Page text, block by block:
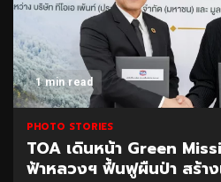
1 min read
PHOTO STORIES
TOA เดินหน้า Green
ฟ้าหลวงฯ ฟื้นฟูผืนป่า สร้า